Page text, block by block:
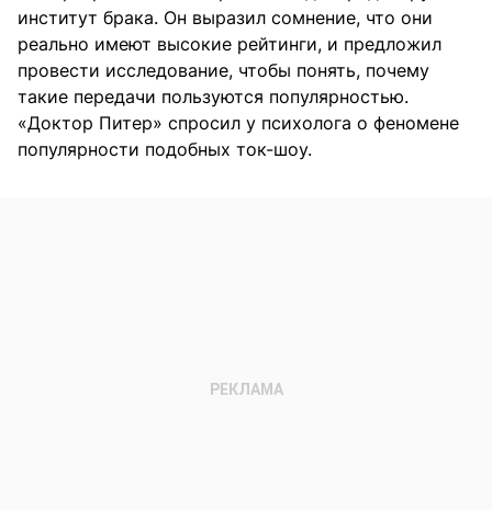
институт брака. Он выразил сомнение, что они
реально имеют высокие рейтинги, и предложил
провести исследование, чтобы понять, почему
такие передачи пользуются популярностью.
«Доктор Питер» спросил у психолога о феномене
популярности подобных ток-шоу.